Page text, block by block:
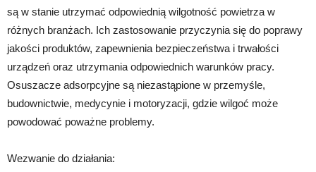
są w stanie utrzymać odpowiednią wilgotność powietrza w
różnych branżach. Ich zastosowanie przyczynia się do poprawy
jakości produktów, zapewnienia bezpieczeństwa i trwałości
urządzeń oraz utrzymania odpowiednich warunków pracy.
Osuszacze adsorpcyjne są niezastąpione w przemyśle,
budownictwie, medycynie i motoryzacji, gdzie wilgoć może
powodować poważne problemy.
Wezwanie do działania: